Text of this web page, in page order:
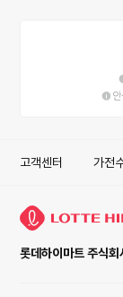
고객센터 가전
롯데하이마트 주식회